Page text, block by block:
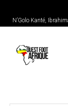
N’Golo Kanté,